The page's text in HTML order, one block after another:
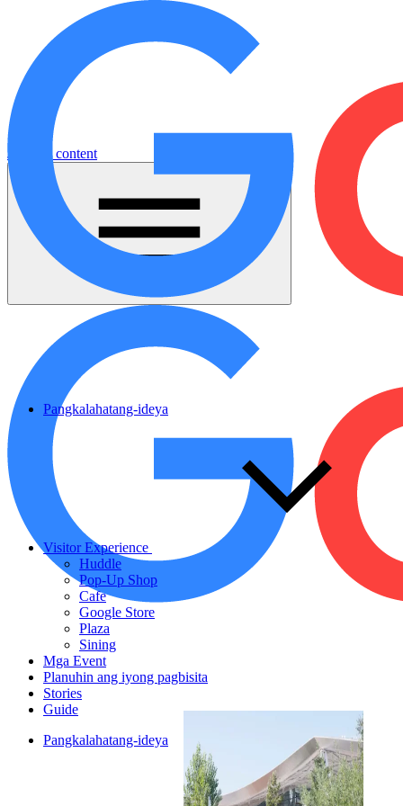
Jump to content
Pangkalahatang-ideya
Visitor Experience
Huddle
Pop-Up Shop
Cafe
Google Store
Plaza
Sining
Mga Event
Planuhin ang iyong pagbisita
Stories
Guide
Pangkalahatang-ideya